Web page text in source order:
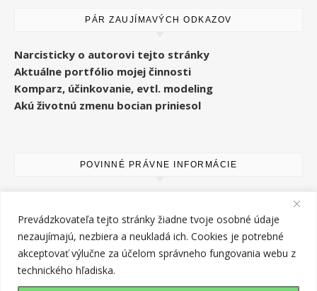
Prevádzkovateľa tejto stránky žiadne tvoje osobné údaje
nezaujímajú, nezbiera a neukladá ich. Cookies je potrebné
akceptovať výlučne za účelom správneho fungovania webu z
technického hľadiska.
PÁR ZAUJÍMAVÝCH ODKAZOV
Narcisticky o autorovi tejto stránky
Aktuálne portfólio mojej činnosti
Komparz, účinkovanie, evtl. modeling
Akú životnú zmenu bocian priniesol
POVINNÉ PRÁVNE INFORMÁCIE
Cookies na tomto webe
Copyright k textom a fotografiám
Zásady ochrany osobných údajov